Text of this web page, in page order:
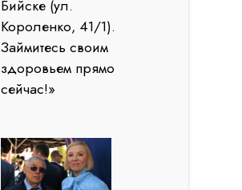
Бийске (ул.
Короленко, 41/1).
Займитесь своим
здоровьем прямо
сейчас!»